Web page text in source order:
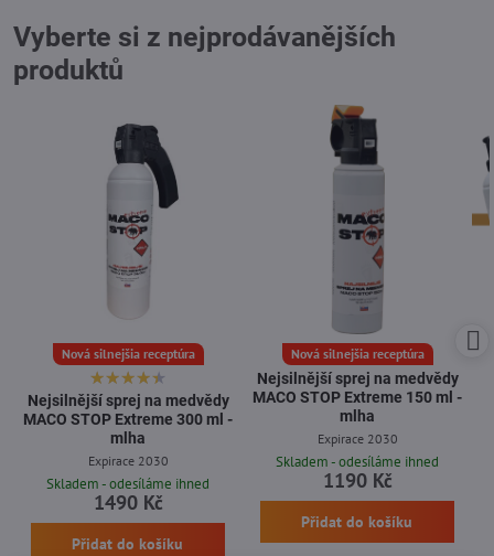
Vyberte si z nejprodávanějších
produktů
Nová silnejšia receptúra
Nejsilnější sprej na medvědy
MACO STOP Extreme 300 ml -
mlha
Expirace 2030
Skladem - odesíláme ihned
1490 Kč
Přidat do košíku
Nová silnejšia receptúra
Nejsilnější sprej na medvědy
MACO STOP Extreme 150 ml -
mlha
Expirace 2030
Skladem - odesíláme ihned
1190 Kč
Přidat do košíku